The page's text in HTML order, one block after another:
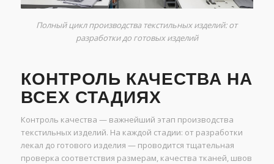
Полный цикл производства текстильных изделий: от
разработки до готовых изделий
КОНТРОЛЬ КАЧЕСТВА НА
ВСЕХ СТАДИЯХ
Контроль качества — важнейший этап производства
текстильных изделий. На каждой стадии: от разработки
лекал до готового изделия — проводится тщательная
проверка соответствия размерам, качества тканей, швов